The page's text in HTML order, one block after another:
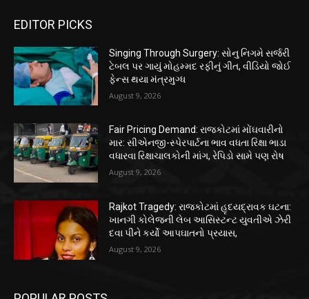
EDITOR PICKS
Singing Through Surgery: સોનુ નિગમે સર્જરી
ટેબલ પર ગાયું મોહમ્મદ રફીનું ગીત, વીડિયો જોઈ
ફેન્સ થયા મંત્રમુગ્ધ
August 9, 2026
Fair Pricing Demand: રાજકોટમાં મોંઘવારીનો
માર: સીએનજી-સ્પેરપાર્ટના ભાવ વધતા રિક્ષા ભાડા
વધારવા રિક્ષાચાલકોની માંગ, રેપિડો સામે પણ રોષ
August 9, 2026
Rajkot Tragedy: રાજકોટમાં હૃદયદ્રાવક ઘટના:
ખાનગી કોલેજની લેબ આસિસ્ટન્ટ યુવતીએ ઝેરી
દવા પીને કર્યો આપઘાતનો પ્રયાસ,
August 9, 2026